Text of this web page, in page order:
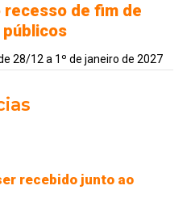
recesso de fim de
28/12 a 1º de janeiro de 2027
recebido junto ao